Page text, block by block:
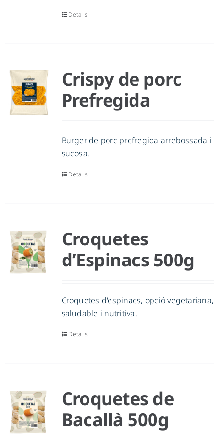
Detalls
Crispy de porc
Prefregida
Burger de porc prefregida arrebossada i
sucosa.
Detalls
Croquetes
d’Espinacs 500g
Croquetes d'espinacs, opció vegetariana,
saludable i nutritiva.
Detalls
Croquetes de
Bacallà 500g